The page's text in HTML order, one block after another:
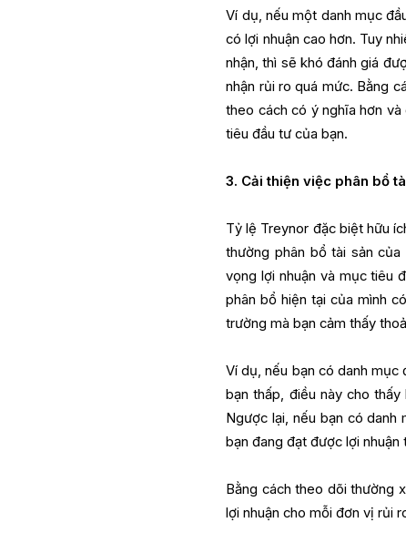
Ví dụ, nếu một danh mục
có lợi nhuận cao hơn. Tuy
nhận, thì sẽ khó đánh giá
nhận rủi ro quá mức. Bằng
theo cách có ý nghĩa hơn
tiêu đầu tư của bạn.
3. Cải thiện việc phân bổ
Tỷ lệ Treynor đặc biệt hữu
thường phân bổ tài sản
vọng lợi nhuận và mục tiêu
phân bổ hiện tại của mình
trường mà bạn cảm thấy
Ví dụ, nếu bạn có danh
bạn thấp, điều này cho
Ngược lại, nếu bạn có
bạn đang đạt được lợi
Bằng cách theo dõi thường
lợi nhuận cho mỗi đơn vị rủi